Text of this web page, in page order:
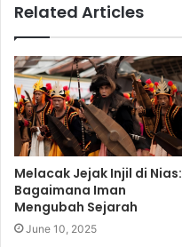
Related Articles
Melacak Jejak Injil di Nias:
Bagaimana Iman
Mengubah Sejarah
June 10, 2025